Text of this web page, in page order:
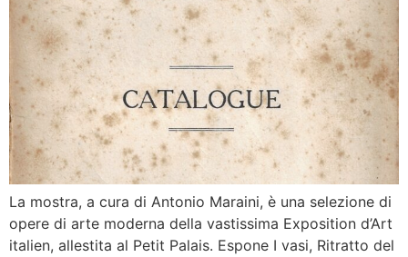
La mostra, a cura di Antonio Maraini, è una selezione di
opere di arte moderna della vastissima Exposition d’Art
italien, allestita al Petit Palais. Espone I vasi, Ritratto del